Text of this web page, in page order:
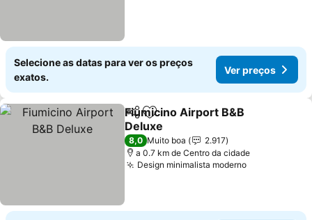
Selecione as datas para ver os preços
exatos.
Ver preços
PartilharAdicionar aos favoritos
Fiumicino Airport B&B
Deluxe
8,0 Muito boa
2.917
a 0.7 km de Centro da cidade
Design minimalista moderno